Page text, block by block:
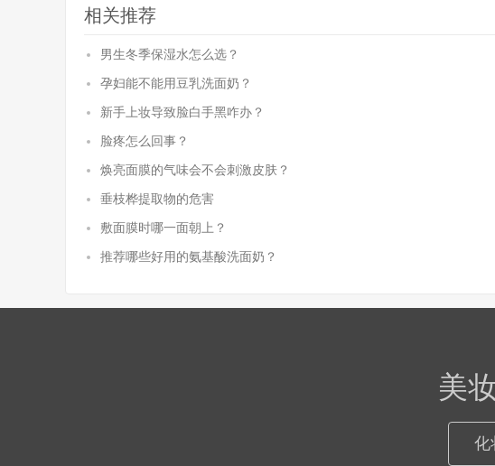
相关推荐
男生冬季保湿水怎么选？
孕妇能不能用豆乳洗面奶？
新手上妆导致脸白手黑咋办？
脸疼怎么回事？
焕亮面膜的气味会不会刺激皮肤？
垂枝桦提取物的危害
敷面膜时哪一面朝上？
推荐哪些好用的氨基酸洗面奶？
美
化